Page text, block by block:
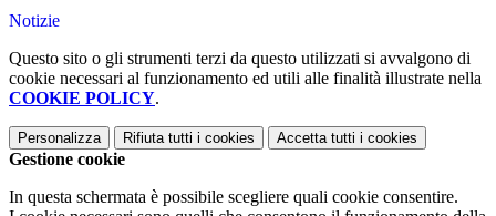
Notizie
Questo sito o gli strumenti terzi da questo utilizzati si avvalgono di
cookie necessari al funzionamento ed utili alle finalità illustrate nella
COOKIE POLICY.
Personalizza Rifiuta tutti i cookies Accetta tutti i cookies
Gestione cookie
In questa schermata è possibile scegliere quali cookie consentire.